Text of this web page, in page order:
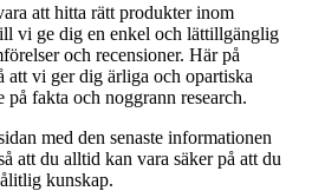
att hitta rätt produkter inom
vi ge dig en enkel och lättillgänglig
och recensioner. Här på
att vi ger dig ärliga och opartiska
på fakta och noggrann research.
med den senaste informationen
att du alltid kan vara säker på att du
kunskap.